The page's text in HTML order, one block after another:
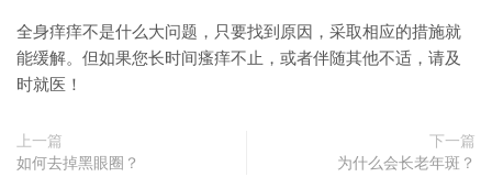
全身痒痒不是什么大问题，只要找到原因，采取相应的措施就
能缓解。但如果您长时间瘙痒不止，或者伴随其他不适，请及
时就医！
上一篇
如何去掉黑眼圈？
下一篇
为什么会长老年斑？